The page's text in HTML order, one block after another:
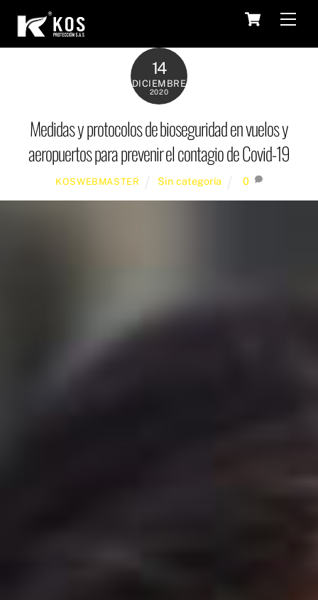
content
Cart
14
DICIEMBRE
2020
Medidas y protocolos de bioseguridad en vuelos y
aeropuertos para prevenir el contagio de Covid-19
KOSWEBMASTER Sin categoría 0